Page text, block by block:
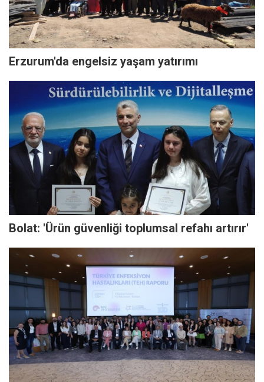
Erzurum'da engelsiz yaşam yatırımı
Bolat: 'Ürün güvenliği toplumsal refahı artırır'